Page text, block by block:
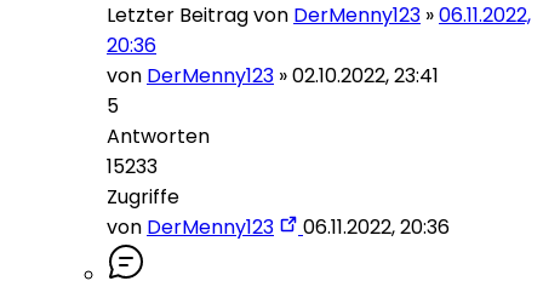
Letzter Beitrag von DerMenny123 »06.11.2022,
20:36
von DerMenny123 »02.10.2022, 23:41
5
Antworten
15233
Zugriffe
von DerMenny123 06.11.2022, 20:36